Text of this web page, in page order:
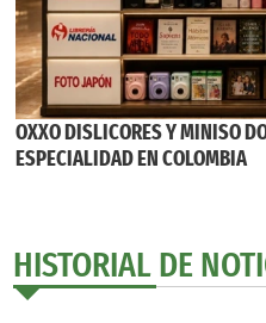
OXXO DISLICORES Y MINISO
ESPECIALIDAD EN COLOMBIA
HISTORIAL DE